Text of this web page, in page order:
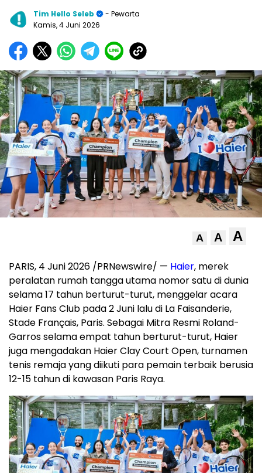
Tim Hello Seleb
- Pewarta
Kamis, 4 Juni 2026
A A A
PARIS, 4 Juni 2026 /PRNewswire/ — Haier, merek
peralatan rumah tangga utama nomor satu di dunia
selama 17 tahun berturut-turut, menggelar acara
Haier Fans Club pada 2 Juni lalu di La Faisanderie,
Stade Français, Paris. Sebagai Mitra Resmi Roland-
Garros selama empat tahun berturut-turut, Haier
juga mengadakan Haier Clay Court Open, turnamen
tenis remaja yang diikuti para pemain terbaik berusia
12-15 tahun di kawasan Paris Raya.